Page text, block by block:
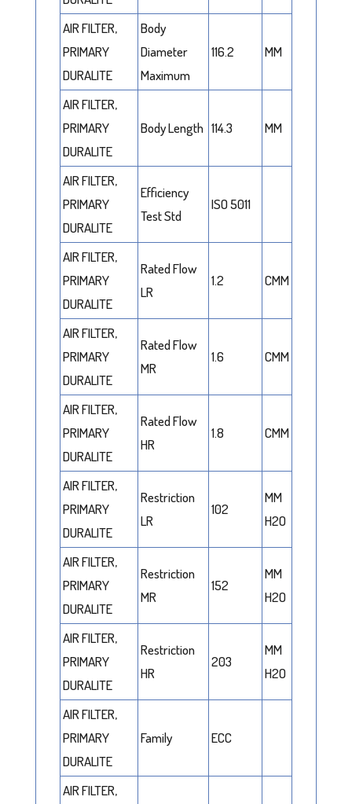
AIR FILTER,
PRIMARY
DURALITE
Body
Diameter
Maximum
116.2 MM
AIR FILTER,
PRIMARY
DURALITE
Body Length 114.3 MM
AIR FILTER,
PRIMARY
DURALITE
Efficiency
Test Std
ISO 5011
AIR FILTER,
PRIMARY
DURALITE
Rated Flow
LR
1.2 CMM
AIR FILTER,
PRIMARY
DURALITE
Rated Flow
MR
1.6 CMM
AIR FILTER,
PRIMARY
DURALITE
Rated Flow
HR
1.8 CMM
AIR FILTER,
PRIMARY
DURALITE
Restriction
LR
102
MM
H2O
AIR FILTER,
PRIMARY
DURALITE
Restriction
MR
152
MM
H2O
AIR FILTER,
PRIMARY
DURALITE
Restriction
HR
203
MM
H2O
AIR FILTER,
PRIMARY
DURALITE
Family ECC
AIR FILTER,